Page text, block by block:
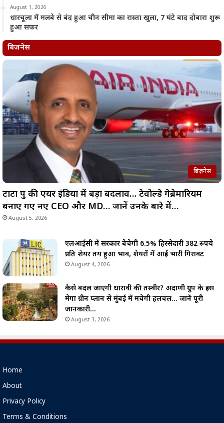
August 1, 2026
धारचूला में मलबे से बंद हुआ चीन सीमा का रास्ता खुला, 7 घंटे बाद दोबारा शुरू
हुआ सफर
बिज़नेस
बिज़नेस
टाटा ग्रुप की एयर इंडिया में बड़ा बदलाव… टेवोल्डे गेब्रेमारियम
बनाए गए नए CEO और MD… जानें उनके बारे में…
August 5, 2026
एलआईसी में सरकार बेचेगी 6.5% हिस्सेदारी 382 रुपये
प्रति शेयर तय हुआ भाव, शेयरों में आई भारी गिरावट
August 4, 2026
कैसे बदल जाएगी धारावी की तस्वीर? अदाणी ग्रुप के इस
मेगा ग्रीन प्लान से मुंबई में मचेगी हलचल… जानें पूरी
जानकारी…
August 3, 2026
Home
About
Privacy Policy
Terms & Conditions